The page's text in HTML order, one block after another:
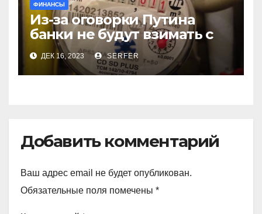
ФИНАНСЫ
Из-за оговорки Путина
банки не будут взимать с
пенсионеров
комиссионные за ЖКХ
ДЕК 16, 2023 SERFER
Добавить комментарий
Ваш адрес email не будет опубликован.
Обязательные поля помечены *